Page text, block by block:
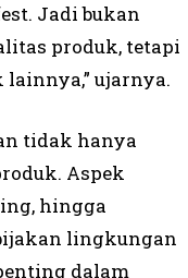
Jadi bukan
produk, tetapi
lainnya,” ujarnya.
tidak hanya
Aspek
hingga
lingkungan
dalam